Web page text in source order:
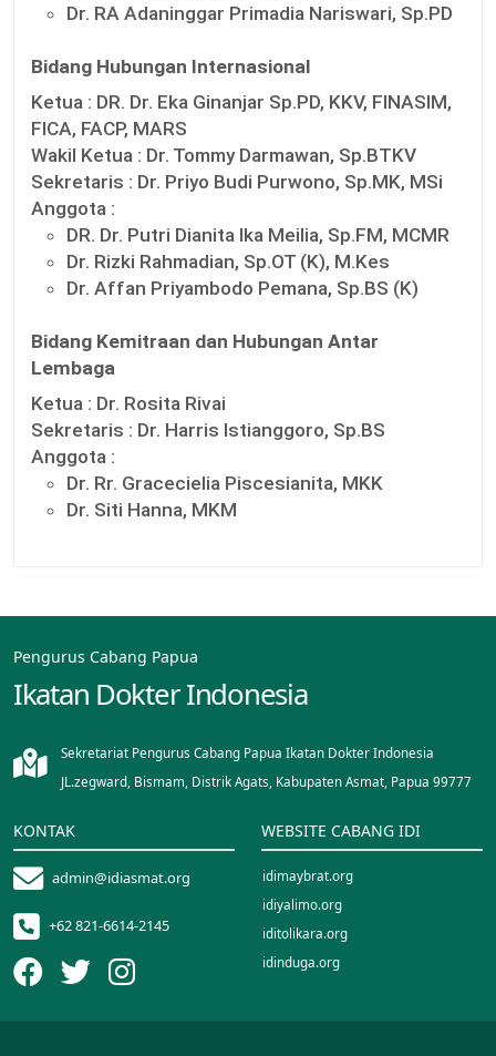
Dr. RA Adaninggar Primadia Nariswari, Sp.PD
Bidang Hubungan Internasional
Ketua : DR. Dr. Eka Ginanjar Sp.PD, KKV, FINASIM,
FICA, FACP, MARS
Wakil Ketua : Dr. Tommy Darmawan, Sp.BTKV
Sekretaris : Dr. Priyo Budi Purwono, Sp.MK, MSi
Anggota :
DR. Dr. Putri Dianita Ika Meilia, Sp.FM, MCMR
Dr. Rizki Rahmadian, Sp.OT (K), M.Kes
Dr. Affan Priyambodo Pemana, Sp.BS (K)
Bidang Kemitraan dan Hubungan Antar
Lembaga
Ketua : Dr. Rosita Rivai
Sekretaris : Dr. Harris Istianggoro, Sp.BS
Anggota :
Dr. Rr. Gracecielia Piscesianita, MKK
Dr. Siti Hanna, MKM
Pengurus Cabang Papua
Ikatan Dokter Indonesia
Sekretariat Pengurus Cabang Papua Ikatan Dokter Indonesia
JL.zegward, Bismam, Distrik Agats, Kabupaten Asmat, Papua 99777
KONTAK
admin@idiasmat.org
+62 821-6614-2145
WEBSITE CABANG IDI
idimaybrat.org
idiyalimo.org
iditolikara.org
idinduga.org